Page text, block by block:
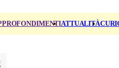
ATTUALITÀ